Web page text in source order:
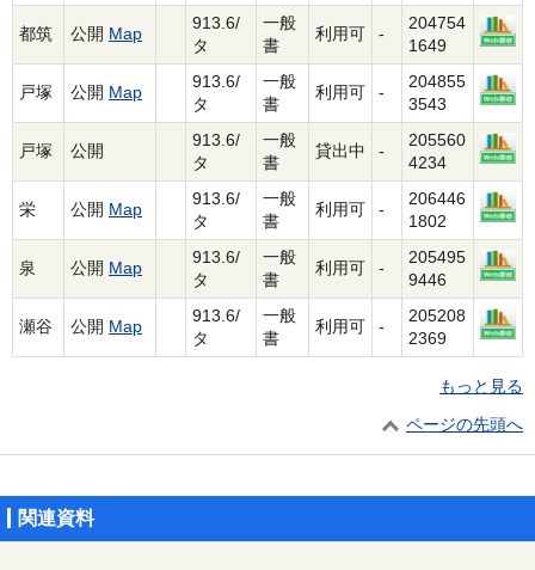
都筑 公開 Map
913.6/
タ
一般
書
利用可 -
204754
1649
戸塚 公開 Map
913.6/
タ
一般
書
利用可 -
204855
3543
戸塚 公開
913.6/
タ
一般
書
貸出中 -
205560
4234
栄 公開 Map
913.6/
タ
一般
書
利用可 -
206446
1802
泉 公開 Map
913.6/
タ
一般
書
利用可 -
205495
9446
瀬谷 公開 Map
913.6/
タ
一般
書
利用可 -
205208
2369
もっと見る
ページの先頭へ
関連資料